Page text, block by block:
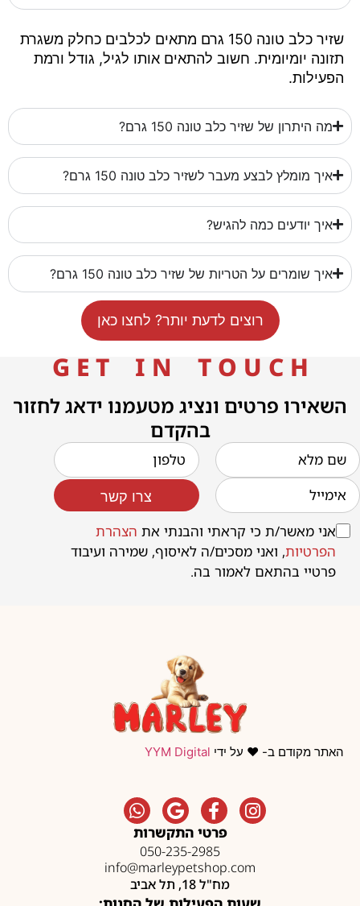
שזיר כלב טונה 150 גרם מתאים לכלבים כחלק משגרת
תזונה יומיומית. חשוב להתאים אותו לגיל, גודל ורמת
הפעילות.
מה היתרון של שזיר כלב טונה 150 גרם?
איך מומלץ לבצע מעבר לשזיר כלב טונה 150 גרם?
איך יודעים כמה להגיש?
איך שומרים על הטריות של שזיר כלב טונה 150 גרם?
רוצים לדעת יותר? לחצו כאן
G E T I N T O U C H
השאירו פרטים ונציג מטעמנו ידאג לחזור
בהקדם
אני מאשר/ת כי קראתי והבנתי את הצהרת
הפרטיות, ואני מסכים/ה לאיסוף, שמירה ועיבוד
פרטיי בהתאם לאמור בה.
צרו קשר
האתר מקודם ב- ❤️ על ידי YYM Digital
פרטי התקשרות
050-235-2985
info@marleypetshop.com
מח"ל 18, תל אביב